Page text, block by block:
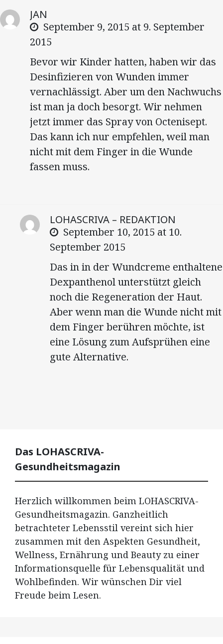
JAN
September 9, 2015 at 9. September
2015
Bevor wir Kinder hatten, haben wir das
Desinfizieren von Wunden immer
vernachlässigt. Aber um den Nachwuchs
ist man ja doch besorgt. Wir nehmen
jetzt immer das Spray von Octenisept.
Das kann ich nur empfehlen, weil man
nicht mit dem Finger in die Wunde
fassen muss.
LOHASCRIVA – REDAKTION
September 10, 2015 at 10.
September 2015
Das in in der Wundcreme enthaltene
Dexpanthenol unterstützt gleich
noch die Regeneration der Haut.
Aber wenn man die Wunde nicht mit
dem Finger berühren möchte, ist
eine Lösung zum Aufsprühen eine
gute Alternative.
Das LOHASCRIVA-
Gesundheitsmagazin
Herzlich willkommen beim LOHASCRIVA-
Gesundheitsmagazin. Ganzheitlich
betrachteter Lebensstil vereint sich hier
zusammen mit den Aspekten Gesundheit,
Wellness, Ernährung und Beauty zu einer
Informationsquelle für Lebensqualität und
Wohlbefinden. Wir wünschen Dir viel
Freude beim Lesen.